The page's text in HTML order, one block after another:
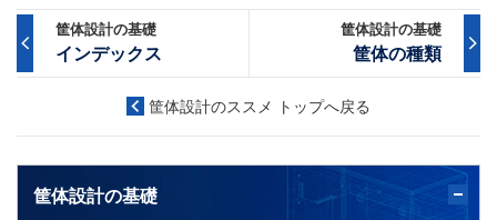
筐体設計の基礎
インデックス
筐体設計の基礎
筐体の種類
筐体設計のススメ トップへ戻る
筐体設計の基礎